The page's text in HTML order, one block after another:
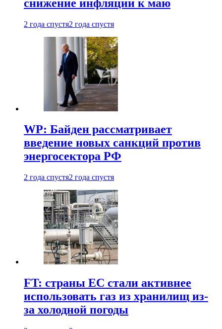
снижение инфляции к маю
2 года спустя2 года спустя
WP: Байден рассматривает
введение новых санкций против
энергосектора РФ
2 года спустя2 года спустя
FT: страны ЕС стали активнее
использовать газ из хранилищ из-
за холодной погоды